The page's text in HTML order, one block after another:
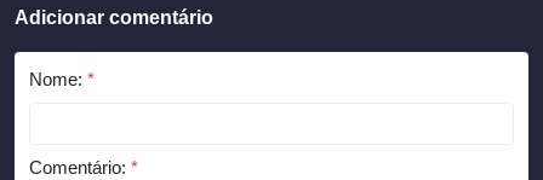
Adicionar comentário
Nome: *
Comentário: *